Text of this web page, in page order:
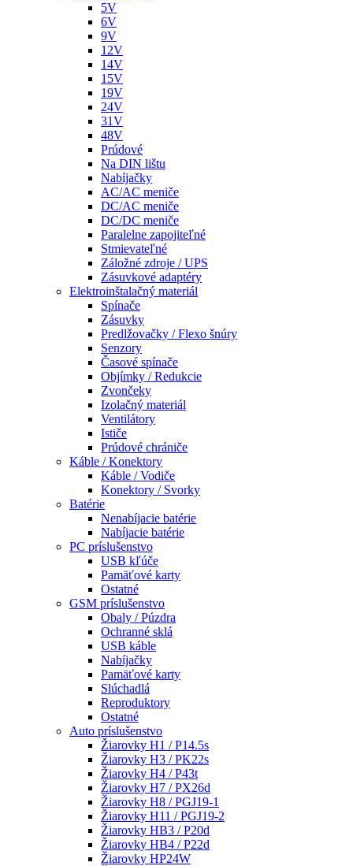
5V
6V
9V
12V
14V
15V
19V
24V
31V
48V
Prúdové
Na DIN lištu
Nabíjačky
AC/AC meniče
DC/AC meniče
DC/DC meniče
Paralelne zapojiteľné
Stmievateľné
Záložné zdroje / UPS
Zásuvkové adaptéry
Elektroinštalačný materiál
Spínače
Zásuvky
Predlžovačky / Flexo šnúry
Senzory
Časové spínače
Objímky / Redukcie
Zvončeky
Izolačný materiál
Ventilátory
Ističe
Prúdové chrániče
Káble / Konektory
Káble / Vodiče
Konektory / Svorky
Batérie
Nenabíjacie batérie
Nabíjacie batérie
PC príslušenstvo
USB kľúče
Pamäťové karty
Ostatné
GSM príslušenstvo
Obaly / Púzdra
Ochranné sklá
USB káble
Nabíjačky
Pamäťové karty
Slúchadlá
Reproduktory
Ostatné
Auto príslušenstvo
Žiarovky H1 / P14.5s
Žiarovky H3 / PK22s
Žiarovky H4 / P43t
Žiarovky H7 / PX26d
Žiarovky H8 / PGJ19-1
Žiarovky H11 / PGJ19-2
Žiarovky HB3 / P20d
Žiarovky HB4 / P22d
Žiarovky HP24W